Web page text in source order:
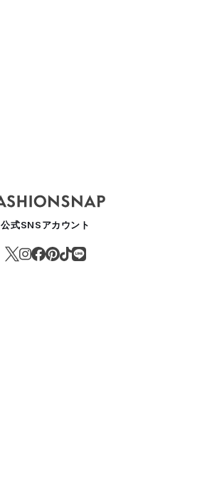
公式SNSアカウント